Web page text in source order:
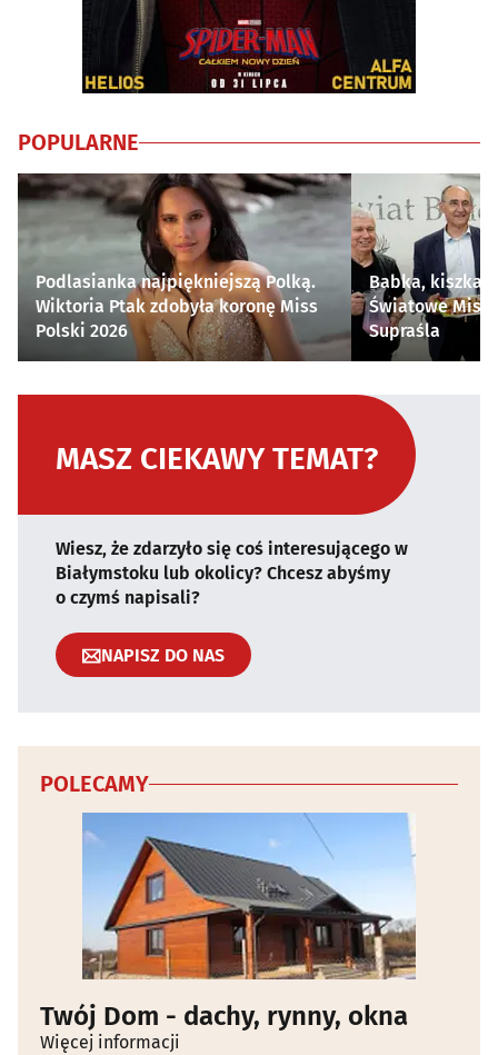
POPULARNE
Podlasianka najpiękniejszą Polką.
Wiktoria Ptak zdobyła koronę Miss
Polski 2026
Babka, kiszka i
Światowe
Supraśla
MASZ CIEKAWY TEMAT?
Wiesz, że zdarzyło się coś interesującego w
Białymstoku lub okolicy? Chcesz abyśmy
o czymś napisali?
NAPISZ DO NAS
POLECAMY
Twój Dom - dachy, rynny, okna
Więcej informacji